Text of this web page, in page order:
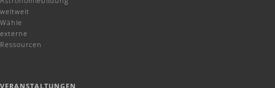
weltweit
Wähle
externe
Ressourcen
VERANSTALTUNGEN